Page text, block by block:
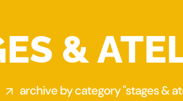
&
archive by category "stages &